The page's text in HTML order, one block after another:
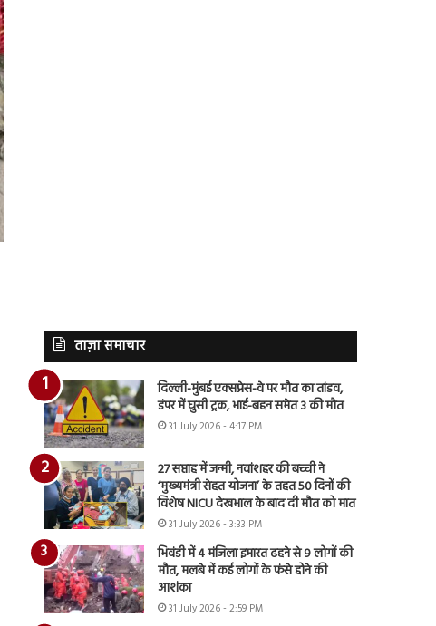
ताज़ा समाचार
दिल्ली-मुंबई एक्सप्रेस-वे पर मौत का तांडव,
डंपर में घुसी ट्रक, भाई-बहन समेत 3 की मौत
31 July 2026 - 4:17 PM
27 सप्ताह में जन्मी, नवांशहर की बच्ची ने
‘मुख्यमंत्री सेहत योजना’ के तहत 50 दिनों की
विशेष NICU देखभाल के बाद दी मौत को मात
31 July 2026 - 3:33 PM
भिवंडी में 4 मंजिला इमारत ढहने से 9 लोगों की
मौत, मलबे में कई लोगों के फंसे होने की
आशंका
31 July 2026 - 2:59 PM